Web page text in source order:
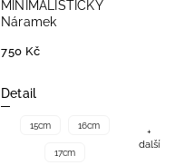
MINIMALISTICKÝ
Náramek
750 Kč
Detail
15cm 16cm
17cm
+
další